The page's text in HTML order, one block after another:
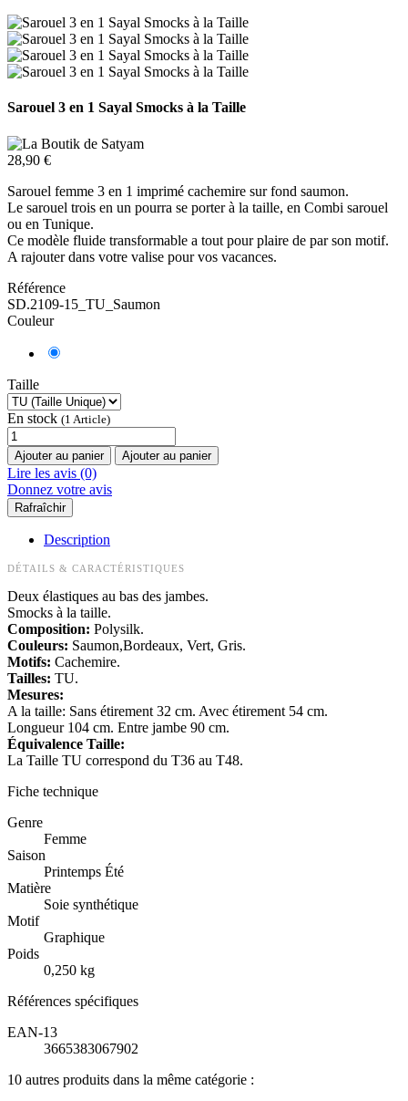
Sarouel 3 en 1 Sayal Smocks à la Taille
28,90 €
Sarouel femme 3 en 1 imprimé cachemire sur fond saumon.
Le sarouel trois en un pourra se porter à la taille, en Combi sarouel
ou en Tunique.
Ce modèle fluide transformable a tout pour plaire de par son motif.
A rajouter dans votre valise pour vos vacances.
Référence
SD.2109-15_TU_Saumon
Couleur
Taille
En stock (1 Article)
Ajouter au panier Ajouter au panier
Lire les avis (0)
Donnez votre avis
Description
DÉTAILS & CARACTÉRISTIQUES
Deux élastiques au bas des jambes.
Smocks à la taille.
Composition: Polysilk.
Couleurs: Saumon,Bordeaux, Vert, Gris.
Motifs: Cachemire.
Tailles: TU.
Mesures:
A la taille: Sans étirement 32 cm. Avec étirement 54 cm.
Longueur 104 cm. Entre jambe 90 cm.
Équivalence Taille:
La Taille TU correspond du T36 au T48.
Fiche technique
Genre
Femme
Saison
Printemps Été
Matière
Soie synthétique
Motif
Graphique
Poids
0,250 kg
Références spécifiques
EAN-13
3665383067902
10 autres produits dans la même catégorie :